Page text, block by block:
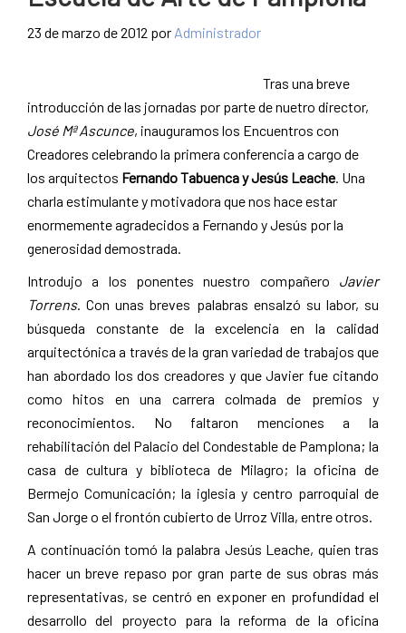
23 de marzo de 2012 por Administrador
Tras una breve
introducción de las jornadas por parte de nuetro director,
José Mª Ascunce, inauguramos los Encuentros con
Creadores celebrando la primera conferencia a cargo de
los arquitectos Fernando Tabuenca y Jesús Leache . Una
charla estimulante y motivadora que nos hace estar
enormemente agradecidos a Fernando y Jesús por la
generosidad demostrada.
Introdujo a los ponentes nuestro compañero Javier
Torrens. Con unas breves palabras ensalzó su labor, su
búsqueda constante de la excelencia en la calidad
arquitectónica a través de la gran variedad de trabajos que
han abordado los dos creadores y que Javier fue citando
como hitos en una carrera colmada de premios y
reconocimientos. No faltaron menciones a la
rehabilitación del Palacio del Condestable de Pamplona; la
casa de cultura y biblioteca de Milagro; la oficina de
Bermejo Comunicación; la iglesia y centro parroquial de
San Jorge o el frontón cubierto de Urroz Villa, entre otros.
A continuación tomó la palabra Jesús Leache, quien tras
hacer un breve repaso por gran parte de sus obras más
representativas, se centró en exponer en profundidad el
desarrollo del proyecto para la reforma de la oficina